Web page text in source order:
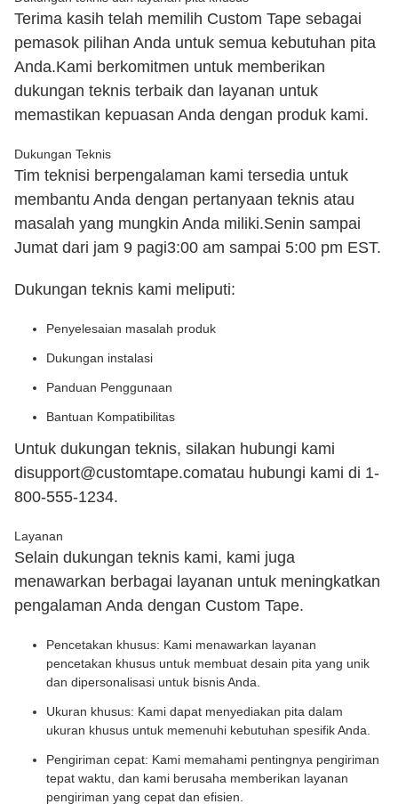
Terima kasih telah memilih Custom Tape sebagai
pemasok pilihan Anda untuk semua kebutuhan pita
Anda.Kami berkomitmen untuk memberikan
dukungan teknis terbaik dan layanan untuk
memastikan kepuasan Anda dengan produk kami.
Dukungan Teknis
Tim teknisi berpengalaman kami tersedia untuk
membantu Anda dengan pertanyaan teknis atau
masalah yang mungkin Anda miliki.Senin sampai
Jumat dari jam 9 pagi3:00 am sampai 5:00 pm EST.
Dukungan teknis kami meliputi:
Penyelesaian masalah produk
Dukungan instalasi
Panduan Penggunaan
Bantuan Kompatibilitas
Untuk dukungan teknis, silakan hubungi kami
disupport@customtape.comatau hubungi kami di 1-
800-555-1234.
Layanan
Selain dukungan teknis kami, kami juga
menawarkan berbagai layanan untuk meningkatkan
pengalaman Anda dengan Custom Tape.
Pencetakan khusus: Kami menawarkan layanan
pencetakan khusus untuk membuat desain pita yang unik
dan dipersonalisasi untuk bisnis Anda.
Ukuran khusus: Kami dapat menyediakan pita dalam
ukuran khusus untuk memenuhi kebutuhan spesifik Anda.
Pengiriman cepat: Kami memahami pentingnya pengiriman
tepat waktu, dan kami berusaha memberikan layanan
pengiriman yang cepat dan efisien.